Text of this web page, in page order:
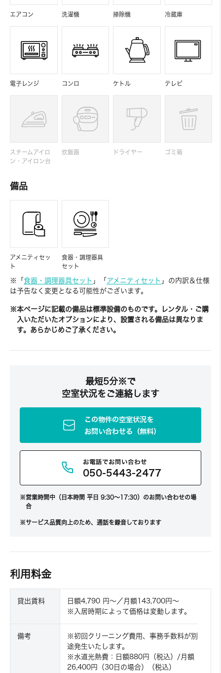
エアコン 洗濯機 掃除機 冷蔵庫
電子レンジ コンロ ケトル テレビ
スチームアイロ
ン・アイロン台
炊飯器 ドライヤー ゴミ箱
備品
アメニティセッ
ト
食器・調理器具
セット
※「 食器・調理器具セット 」「 アメニティセット 」の内訳＆仕様
は予告なく変更となる可能性がございます。
※本ページに記載の備品は標準設備のものです。レンタル・ご購
入いただいたオプションにより、設置される備品は異なりま
す。あらかじめご了承ください。
最短5分※で
空室状況をご連絡します
この物件の空室状況を
お問い合わせる（無料）
お電話でお問い合わせ
050-5443-2477
営業時間中（日本時間 平日 9:30～17:30）のお問い合わせの場
合
サービス品質向上のため、通話を録音しております
利用料金
貸出賃料
日額4,790 円〜／月額143,700円〜
※入居時期によって価格は変動します。
備考
※初回クリーニング費用、事務手数料が別
途発生いたします。
※水道光熱費：日額880円（税込）/月額
26,400円（30日の場合）（税込）